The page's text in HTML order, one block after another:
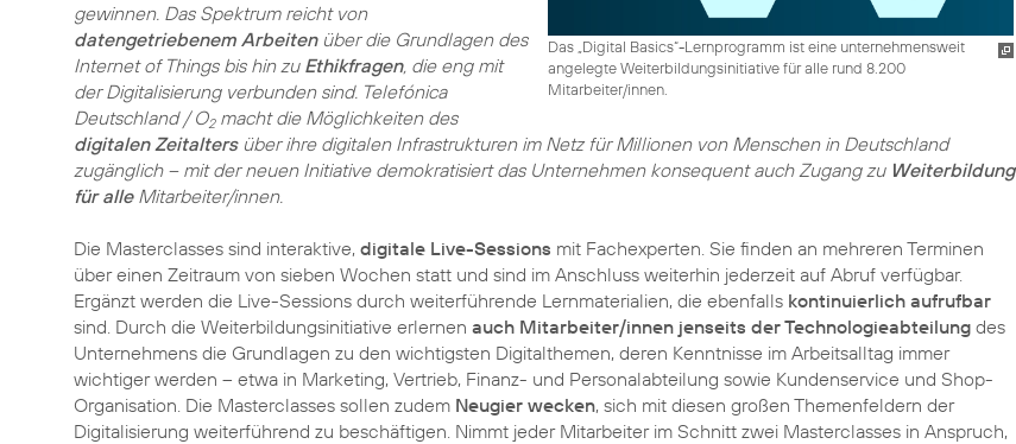
Das „Digital Basics“-Lernprogramm ist eine unternehmensweit
angelegte Weiterbildungsinitiative für alle rund 8.200
Mitarbeiter/innen.
gewinnen. Das Spektrum reicht von
datengetriebenem Arbeitenüber die Grundlagen des
Internet of Things bis hin zu Ethikfragen, die eng mit
der Digitalisierung verbunden sind. Telefónica
Deutschland / O2macht die Möglichkeiten des
digitalen Zeitaltersüber ihre digitalen Infrastrukturen im Netz für Millionen von Menschen in Deutschland
zugänglich – mit der neuen Initiative demokratisiert das Unternehmen konsequent auch Zugang zu Weiterbildung
für alleMitarbeiter/innen.
Die Masterclasses sind interaktive, digitale Live-Sessions mit Fachexperten. Sie finden an mehreren Terminen
über einen Zeitraum von sieben Wochen statt und sind im Anschluss weiterhin jederzeit auf Abruf verfügbar.
Ergänzt werden die Live-Sessions durch weiterführende Lernmaterialien, die ebenfalls kontinuierlich aufrufbar
sind. Durch die Weiterbildungsinitiative erlernen auch Mitarbeiter/innen jenseits der Technologieabteilung des
Unternehmens die Grundlagen zu den wichtigsten Digitalthemen, deren Kenntnisse im Arbeitsalltag immer
wichtiger werden – etwa in Marketing, Vertrieb, Finanz- und Personalabteilung sowie Kundenservice und Shop-
Organisation. Die Masterclasses sollen zudem Neugier wecken, sich mit diesen großen Themenfeldern der
Digitalisierung weiterführend zu beschäftigen. Nimmt jeder Mitarbeiter im Schnitt zwei Masterclasses in Anspruch,